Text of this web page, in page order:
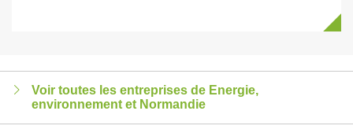
Voir toutes les entreprises de Energie,
environnement et Normandie